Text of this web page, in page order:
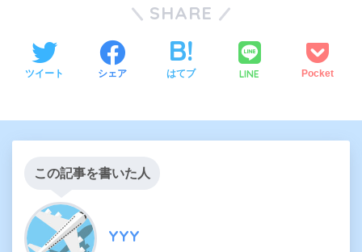
SHARE
ツイート シェア はてブ LINE Pocket
この記事を書いた人
YYY